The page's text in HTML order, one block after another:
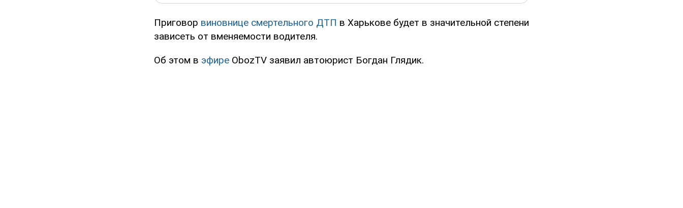
Приговор виновнице смертельного ДТП в Харькове будет в значительной степени
зависеть от вменяемости водителя.
Об этом в эфире ObozTV заявил автоюрист Богдан Глядик.